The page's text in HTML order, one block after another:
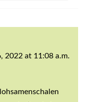
2022 at 11:08 a.m.